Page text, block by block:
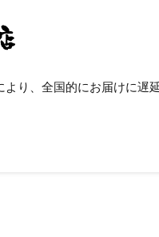
り、全国的にお届けに遅